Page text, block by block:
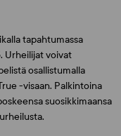
tapahtumassa
Urheilijat voivat
osallistumalla
-visaan. Palkintoina
suosikkimaansa